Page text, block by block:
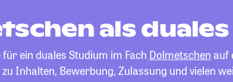
als
ein duales Studium im Fach Dolmetschen auf
Inhalten, Bewerbung, Zulassung und vielen